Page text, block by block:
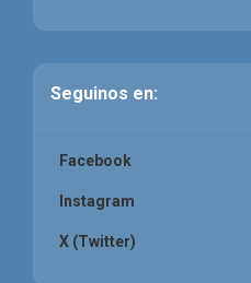
Seguinos en:
Facebook
Instagram
X (Twitter)